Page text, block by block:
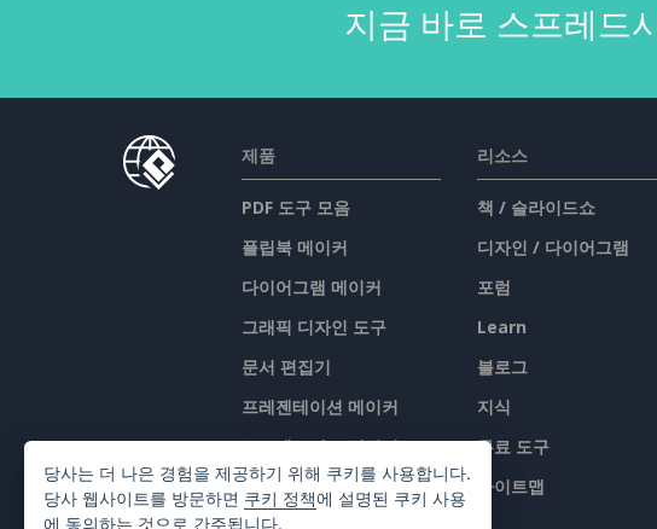
지금 바로 스프레드
제품
PDF 도구 모음
플립북 메이커
다이어그램 메이커
그래픽 디자인 도구
문서 편집기
프레젠테이션 메이커
스프레드시트 편집기
가격 책정
리소스
책 / 슬라이드쇼
디자인 / 다이어그램
포럼
Learn
블로그
지식
무료 도구
사이트맵
당사는 더 나은 경험을 제공하기 위해 쿠키를 사용합니다.
당사 웹사이트를 방문하면 쿠키 정책에 설명된 쿠키 사용
에 동의하는 것으로 간주됩니다.